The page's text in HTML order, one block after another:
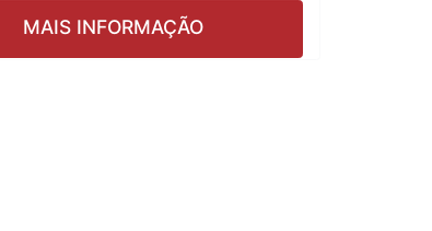
MAIS INFORMAÇÃO